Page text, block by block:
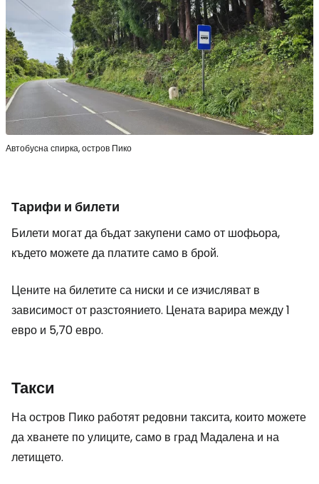
Автобусна спирка, остров Пико
Тарифи и билети
Билети могат да бъдат закупени само от шофьора,
където можете да платите само в брой.
Цените на билетите са ниски и се изчисляват в
зависимост от разстоянието. Цената варира между 1
евро и 5,70 евро.
Такси
На остров Пико работят редовни таксита, които можете
да хванете по улиците, само в град Мадалена и на
летището.